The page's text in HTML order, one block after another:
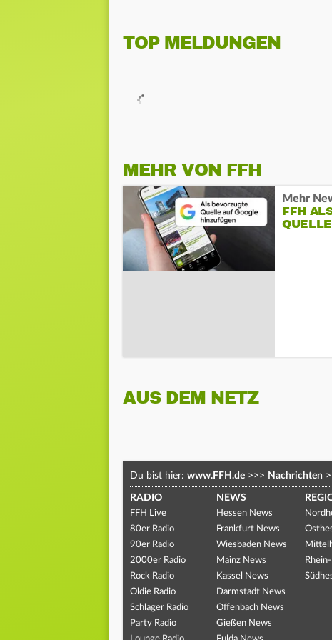
TOP MELDUNGEN
MEHR VON FFH
Mehr
FFH
AUS DEM NETZ
Du bist hier: www.FFH.de >>> Nachrichten
RADIO
FFH Live
80er Radio
90er Radio
2000er Radio
Rock Radio
Oldie Radio
Schlager Radio
Party Radio
NEWS
Hessen News
Frankfurt News
Wiesbaden News
Mainz News
Kassel News
Darmstadt News
Offenbach News
Gießen News